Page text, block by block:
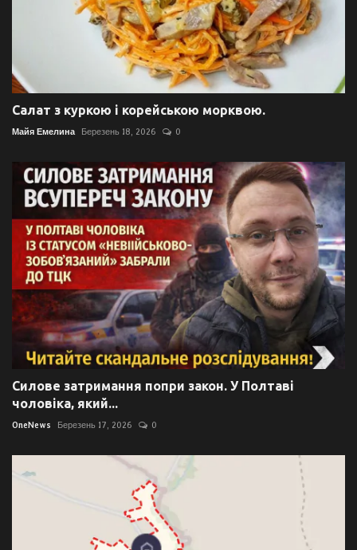
Салат з куркою і корейською морквою.
Майя Емелина Березень 18, 2026 0
Силове затримання попри закон. У Полтаві
чоловіка, який...
OneNews Березень 17, 2026 0